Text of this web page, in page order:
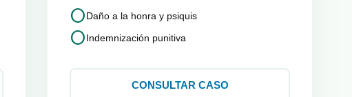
circleDaño a la honra y psiquis
circleIndemnización punitiva
CONSULTAR CASO